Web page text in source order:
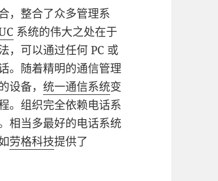
，整合了众多管理系
系统的伟大之处在于
，可以通过任何 PC 或
。随着精明的通信管理
设备，统一通信系统变
。组织完全依赖电话系
相当多最好的电话系统
劳格科技提供了